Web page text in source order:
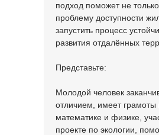
подход поможет не
проблему доступности
запустить процесс
развития отдалённых
Представьте:
Молодой человек
отличием, имеет грамоты
математике и физике,
проекте по экологии,